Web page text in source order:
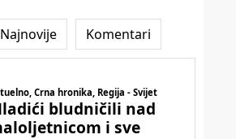
Najnovije Komentari